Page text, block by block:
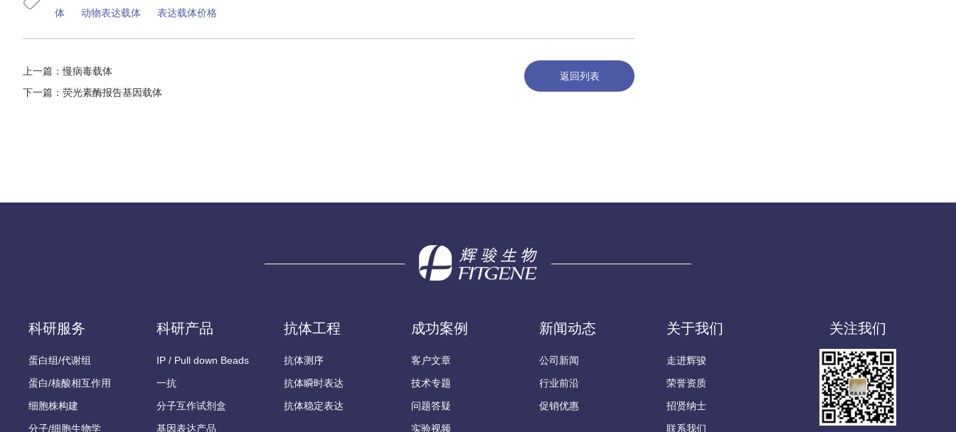
体 动物表达载体 表达载体价格
上一篇：慢病毒载体
下一篇： 荧光素酶报告基因载体
返回列表
科研服务
蛋白组/代谢组
蛋白/核酸相互作用
细胞株构建
分子/细胞生物学
科研产品
IP / Pull down Beads
一抗
分子互作试剂盒
基因表达产品
抗体工程
抗体测序
抗体瞬时表达
抗体稳定表达
成功案例
客户文章
技术专题
问题答疑
实验视频
新闻动态
公司新闻
行业前沿
促销优惠
关于我们
走进辉骏
荣誉资质
招贤纳士
联系我们
关注我们